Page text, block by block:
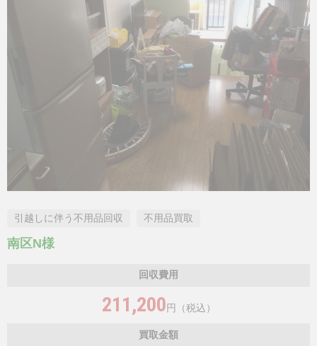
引越しに伴う不用品回収 不用品買取
南区N様
回収費用
211,200円（税込）
買取金額